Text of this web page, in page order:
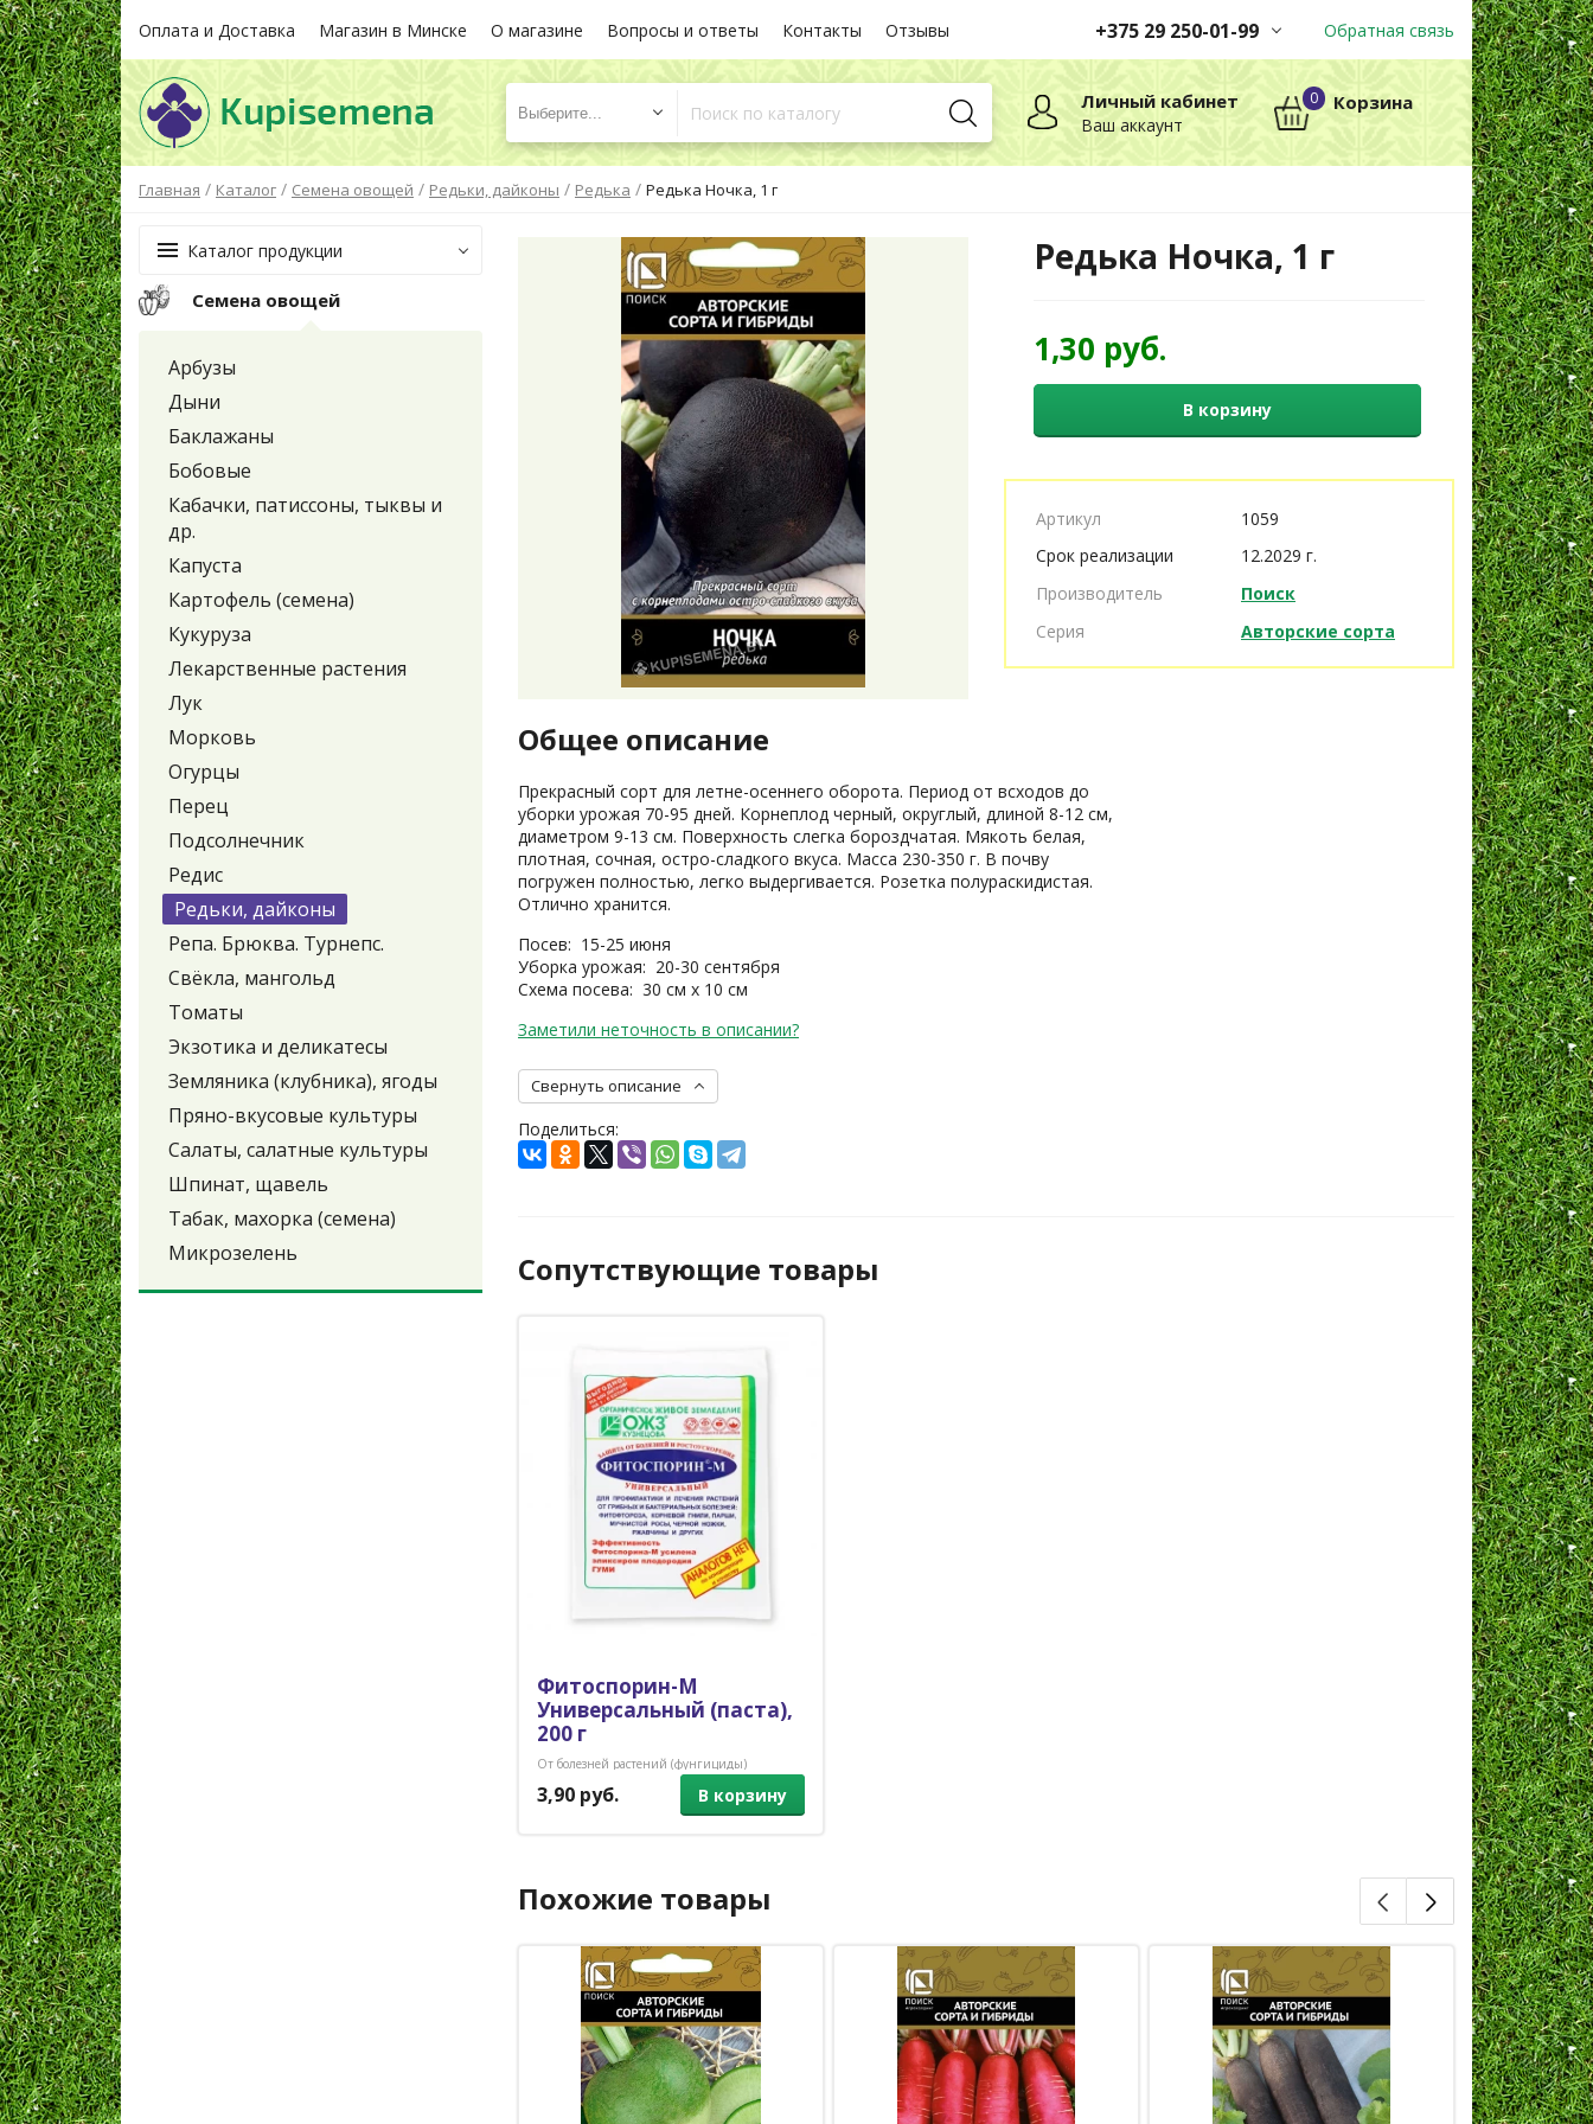
Оплата и Доставка Магазин в Минске О магазине Вопросы и ответы Контакты Отзывы +375 29 250-01-99
автоматически через корзину
круглосуточно без выходных
Обратная связь
Выберите... Личный кабинет
Ваш аккаунт
0 Корзина
Главная / Каталог / Семена овощей / Редьки, дайконы / Редька / Редька Ночка, 1 г
Каталог продукции
Семена овощей
Арбузы
Дыни
Баклажаны
Бобовые
Кабачки, патиссоны, тыквы и
др.
Капуста
Картофель (семена)
Кукуруза
Лекарственные растения
Лук
Морковь
Огурцы
Перец
Подсолнечник
Редис
Редьки, дайконы
Репа. Брюква. Турнепс.
Свёкла, мангольд
Томаты
Экзотика и деликатесы
Земляника (клубника), ягоды
Пряно-вкусовые культуры
Салаты, салатные культуры
Шпинат, щавель
Табак, махорка (семена)
Микрозелень
Редька Ночка, 1 г
1,30 руб.
В корзину
Артикул
1059
Срок реализации
12.2029 г.
Производитель
Поиск
Серия
Авторские сорта
Общее описание
Прекрасный сорт для летне-осеннего оборота. Период от всходов до
уборки урожая 70-95 дней. Корнеплод черный, округлый, длиной 8-12 см,
диаметром 9-13 см. Поверхность слегка бороздчатая. Мякоть белая,
плотная, сочная, остро-сладкого вкуса. Масса 230-350 г. В почву
погружен полностью, легко выдергивается. Розетка полураскидистая.
Отлично хранится.
Посев: 15-25 июня
Уборка урожая: 20-30 сентября
Схема посева: 30 см х 10 см
Заметили неточность в описании?
Свернуть описание
Поделиться:
Сопутствующие товары
Фитоспорин-М
Универсальный (паста),
200 г
От болезней растений (фунгициды)
3,90 руб. В корзину
Похожие товары